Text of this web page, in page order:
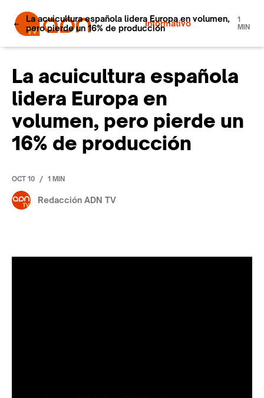
Informativo
La acuicultura española lidera Europa en volumen,
pero pierde un 16% de producción
1
MIN
La acuicultura española
lidera Europa en
volumen, pero pierde un
16% de producción
OCT 10 / 1 MIN
Redacción ADN TV